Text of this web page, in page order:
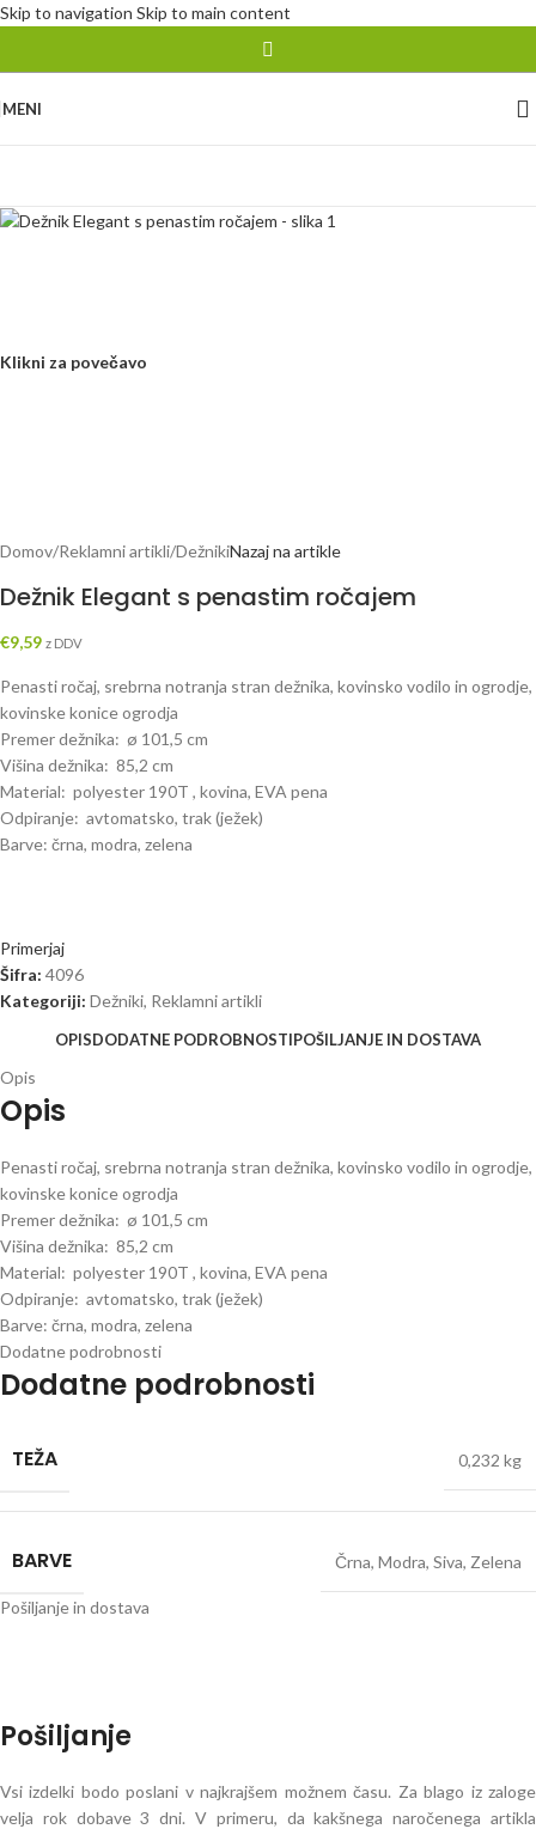
Skip to navigation Skip to main content
MENI
Klikni za povečavo
Domov/Reklamni artikli/DežnikiNazaj na artikle
Dežnik Elegant s penastim ročajem
€9,59 z DDV
Penasti ročaj, srebrna notranja stran dežnika, kovinsko vodilo in ogrodje,
kovinske konice ogrodja
Premer dežnika: ø 101,5 cm
Višina dežnika: 85,2 cm
Material: polyester 190T , kovina, EVA pena
Odpiranje: avtomatsko, trak (ježek)
Barve: črna, modra, zelena
Primerjaj
Šifra: 4096
Kategoriji: Dežniki, Reklamni artikli
OPISDODATNE PODROBNOSTIPOŠILJANJE IN DOSTAVA
Opis
Opis
Penasti ročaj, srebrna notranja stran dežnika, kovinsko vodilo in ogrodje,
kovinske konice ogrodja
Premer dežnika: ø 101,5 cm
Višina dežnika: 85,2 cm
Material: polyester 190T , kovina, EVA pena
Odpiranje: avtomatsko, trak (ježek)
Barve: črna, modra, zelena
Dodatne podrobnosti
Dodatne podrobnosti
TEŽA 0,232 kg
BARVE Črna, Modra, Siva, Zelena
Pošiljanje in dostava
Pošiljanje
Vsi izdelki bodo poslani v najkrajšem možnem času. Za blago iz zaloge
velja rok dobave 3 dni. V primeru, da kakšnega naročenega artikla